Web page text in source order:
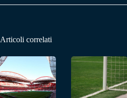
Articoli correlati